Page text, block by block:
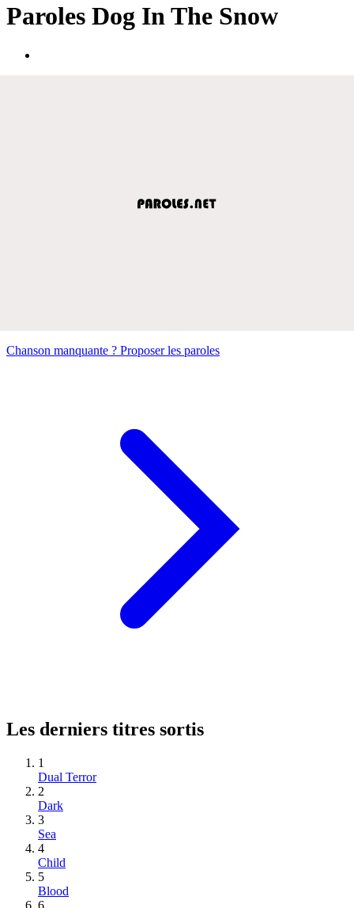
Paroles Dog In The Snow
Chanson manquante ? Proposer les paroles
Les derniers titres sortis
1
Dual Terror
2
Dark
3
Sea
4
Child
5
Blood
6